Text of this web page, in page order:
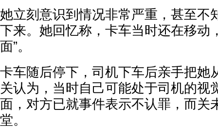
她立刻意识到情况非常严重，甚至不
下来。她回忆称，卡车当时还在移动
面”。
卡车随后停下，司机下车后亲手把她
关认为，当时自己可能处于司机的视
面，对方已就事件表示不认罪，而关
堂。